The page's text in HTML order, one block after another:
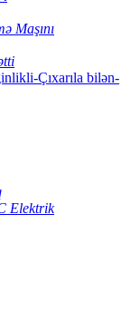
Maşını
Elektrik